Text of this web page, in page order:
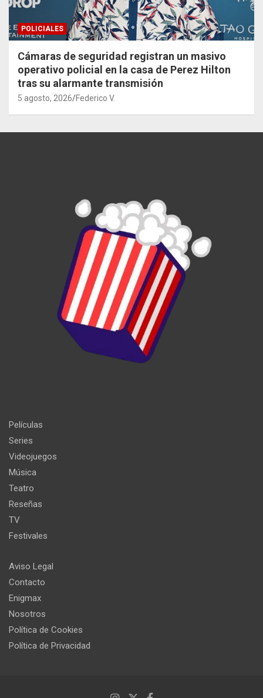
POLICIALES
Cámaras de seguridad registran un masivo
operativo policial en la casa de Perez Hilton
tras su alarmante transmisión
5 agosto, 2026 Federico V.
Películas
Series
Videojuegos
Música
Teatro
Reseñas
TV
Festivales
Aviso Legal
Contacto
Enigmax
Nosotros
Política de Cookies
Política de Privacidad